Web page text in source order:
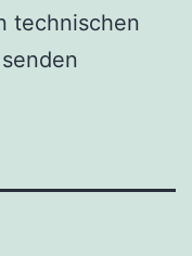
technischen